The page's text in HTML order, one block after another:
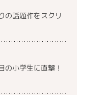
の話題作をスクリ
小学生に直撃！